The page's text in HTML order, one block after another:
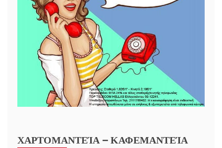
ΧΑΡΤΟΜΑΝΤΕΊΑ – ΚΑΦΕΜΑΝΤΕΊΑ